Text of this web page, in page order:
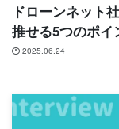
ドローンネット
推せる5つのポイ
2025.06.24